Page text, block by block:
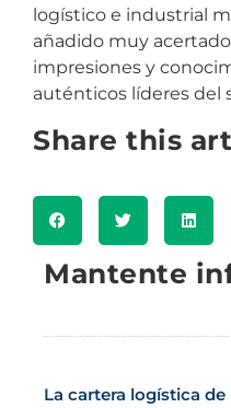
logístico e industrial
añadido muy
impresiones y
auténticos líderes del
Share this
Mantente
La cartera logística